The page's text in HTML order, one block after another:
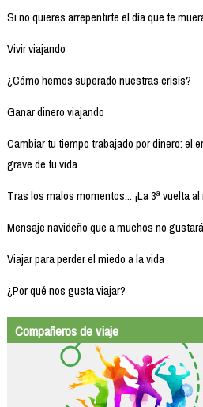
Si no quieres arrepentirte el día que te
Vivir viajando
¿Cómo hemos superado nuestras crisis?
Ganar dinero viajando
Cambiar tu tiempo trabajado por dinero: el
grave de tu vida
Tras los malos momentos... ¡La 3ª vuelta al
Mensaje navideño que a muchos no gustará
Viajar para perder el miedo a la vida
¿Por qué nos gusta viajar?
Compañeros de viaje